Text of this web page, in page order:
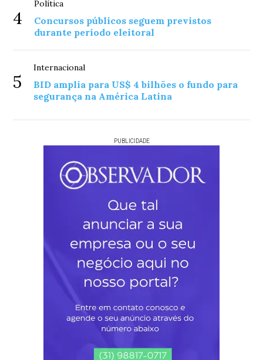
4
Política
Concursos públicos seguem previstos
durante período eleitoral
5
Internacional
BID amplia para US$ 4 bilhões o fundo para
segurança na América Latina
PUBLICIDADE